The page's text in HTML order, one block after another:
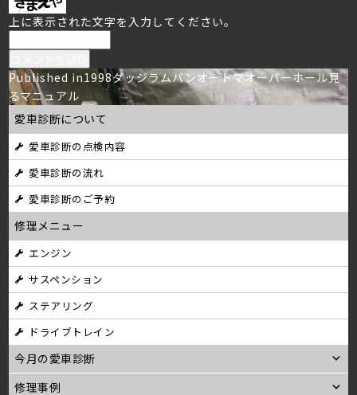
上に表示された文字を入力してください。
投
稿
ナ
ビ
ゲ
ー
シ
ョ
ン
Published in1998ダッジラムバンオートマオーバーホール見
るマニュアル
愛車診断について
愛車診断の点検内容
愛車診断の流れ
愛車診断のご予約
修理メニュー
エンジン
サスペンション
ステアリング
ドライブトレイン
今月の愛車診断
修理事例